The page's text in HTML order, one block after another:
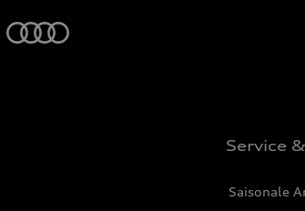
Service
Saisonale